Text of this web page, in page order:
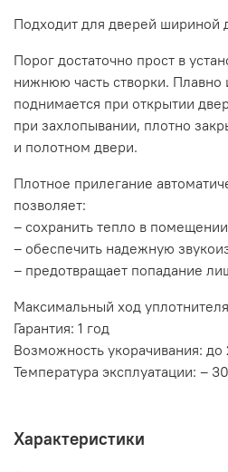
Подходит для дверей шириной
Порог достаточно прост в
нижнюю часть створки.
поднимается при открытии
при захлопывании, плотно
и полотном двери.
Плотное прилегание
позволяет:
– сохранить тепло в помещении
– обеспечить надежную
– предотвращает попадание
Максимальный ход
Гарантия: 1 год
Возможность укорачивания:
Температура эксплуатации: –
Характеристики